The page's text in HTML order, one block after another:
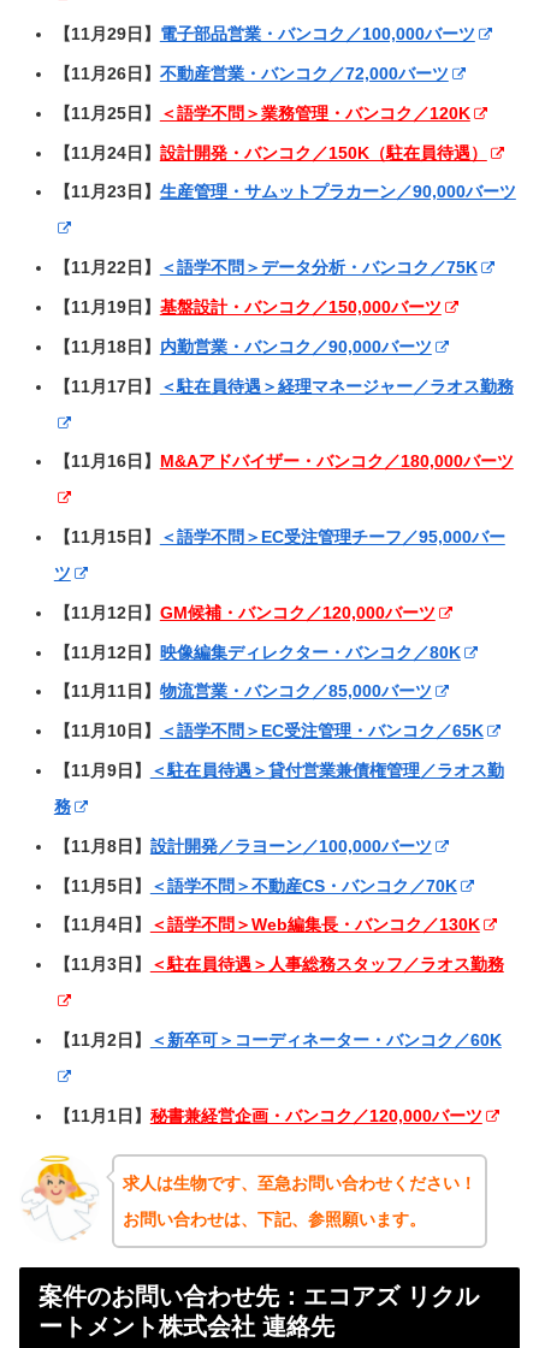
【11月29日】 電子部品営業・バンコク／100,000バーツ
【11月26日】 不動産営業・バンコク／72,000バーツ
【11月25日】 ＜語学不問＞業務管理・バンコク／120K
【11月24日】 設計開発・バンコク／150K（駐在員待遇）
【11月23日】 生産管理・サムットプラカーン／90,000バーツ
【11月22日】 ＜語学不問＞データ分析・バンコク／75K
【11月19日】 基盤設計・バンコク／150,000バーツ
【11月18日】 内勤営業・バンコク／90,000バーツ
【11月17日】 ＜駐在員待遇＞経理マネージャー／ラオス勤務
【11月16日】 M&Aアドバイザー・バンコク／180,000バーツ
【11月15日】
＜語学不問＞EC受注管理チーフ／95,000バー
ツ
【11月12日】 GM候補・バンコク／120,000バーツ
【11月12日】 映像編集ディレクター・バンコク／80K
【11月11日】 物流営業・バンコク／85,000バーツ
【11月10日】 ＜語学不問＞EC受注管理・バンコク／65K
【11月9日】
＜駐在員待遇＞貸付営業兼債権管理／ラオス勤
務
【11月8日】 設計開発／ラヨーン／100,000バーツ
【11月5日】 ＜語学不問＞不動産CS・バンコク／70K
【11月4日】 ＜語学不問＞Web編集長・バンコク／130K
【11月3日】 ＜駐在員待遇＞人事総務スタッフ／ラオス勤務
【11月2日】 ＜新卒可＞コーディネーター・バンコク／60K
【11月1日】 秘書兼経営企画・バンコク／120,000バーツ
求人は生物です、至急お問い合わせください！
お問い合わせは、下記、参照願います。
案件のお問い合わせ先：エコアズ リクル
ートメント株式会社 連絡先